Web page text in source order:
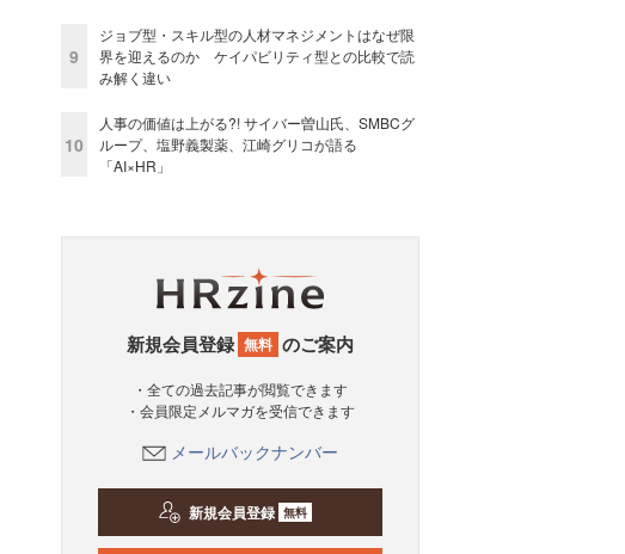
9
ジョブ型・スキル型の人材マネジメントはなぜ限
界を迎えるのか ケイパビリティ型との比較で読
み解く違い
10
人事の価値は上がる?! サイバー曽山氏、SMBCグ
ループ、塩野義製薬、江崎グリコが語る
「AI×HR」
新規会員登録 無料 のご案内
・全ての過去記事が閲覧できます
・会員限定メルマガを受信できます
メールバックナンバー
新規会員登録 無料